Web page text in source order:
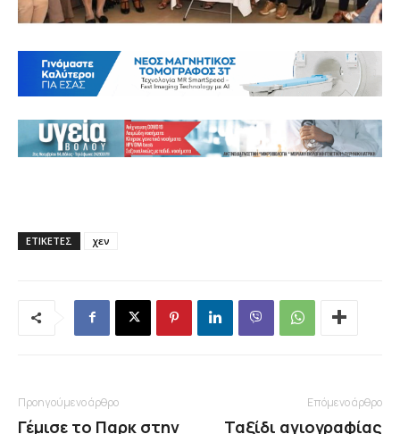
ΕΤΙΚΕΤΕΣ χεν
Προηγούμενο άρθρο
Γέμισε το Παρκ στην
Επόμενο άρθρο
Ταξίδι αγιογραφίας